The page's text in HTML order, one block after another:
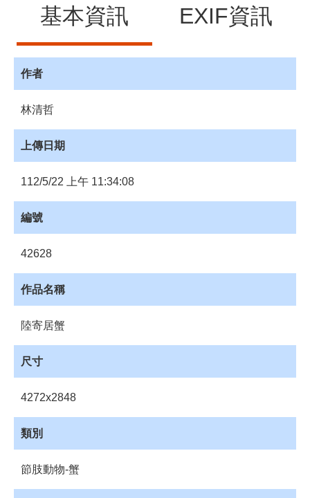
會
員
專
區
館
員
網
站
購
物
車
載
資
基本資訊 EXIF資訊
作者
林清哲
上傳日期
112/5/22 上午 11:34:08
編號
42628
作品名稱
陸寄居蟹
尺寸
4272x2848
類別
節肢動物-蟹